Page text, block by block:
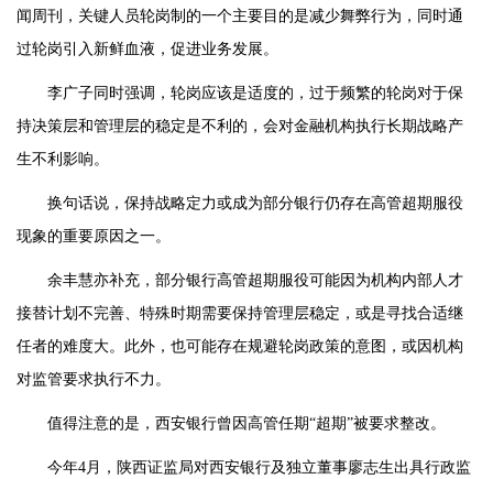
闻周刊，关键人员轮岗制的一个主要目的是减少舞弊行为，同时通
过轮岗引入新鲜血液，促进业务发展。
李广子同时强调，轮岗应该是适度的，过于频繁的轮岗对于保
持决策层和管理层的稳定是不利的，会对金融机构执行长期战略产
生不利影响。
换句话说，保持战略定力或成为部分银行仍存在高管超期服役
现象的重要原因之一。
余丰慧亦补充，部分银行高管超期服役可能因为机构内部人才
接替计划不完善、特殊时期需要保持管理层稳定，或是寻找合适继
任者的难度大。此外，也可能存在规避轮岗政策的意图，或因机构
对监管要求执行不力。
值得注意的是，西安银行曾因高管任期“超期”被要求整改。
今年4月，陕西证监局对西安银行及独立董事廖志生出具行政监